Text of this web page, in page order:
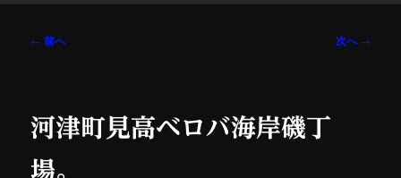
投
ー
ョ
← 前へ 次へ→
河津町見高ベロバ海岸磯丁
場。